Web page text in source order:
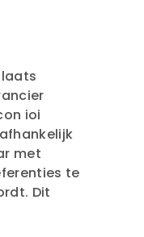
ioi
met
te
Dit